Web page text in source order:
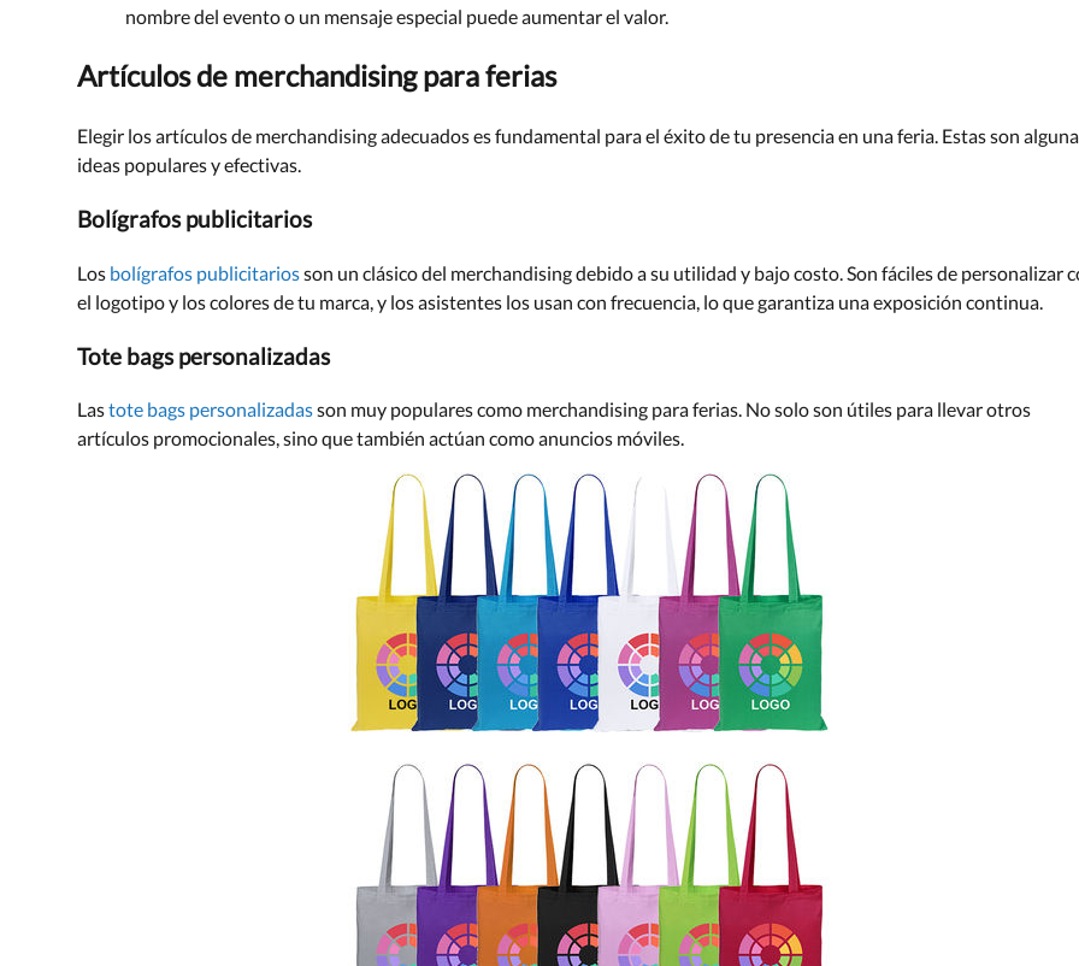
nombre del evento o un mensaje especial puede aumentar el valor.
Artículos de merchandising para ferias
Elegir los artículos de merchandising adecuados es fundamental para el éxito de tu presencia en una feria. Estas son
ideas populares y efectivas.
Bolígrafos publicitarios
Los bolígrafos publicitariosson un clásico del merchandising debido a su utilidad y bajo costo. Son fáciles de personalizar
el logotipo y los colores de tu marca, y los asistentes los usan con frecuencia, lo que garantiza una exposición continua.
Tote bags personalizadas
Lastote bags personalizadasson muy populares como merchandising para ferias. No solo son útiles para llevar otros
artículos promocionales, sino que también actúan como anuncios móviles.